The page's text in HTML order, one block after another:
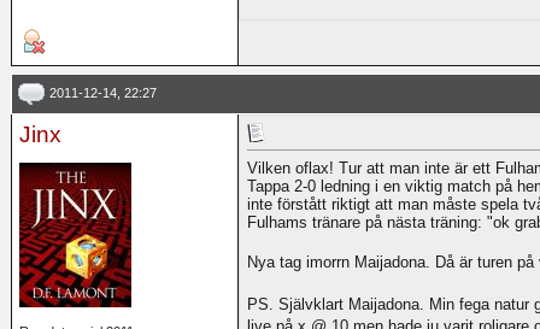
2011-12-14, 22:27
Jinx
Vilken oflax! Tur att man inte är ett
Tappa 2-0 ledning i en viktig match på
inte förstått riktigt att man måste spela
Fulhams tränare på nästa träning: "ok
Nya tag imorrn Maijadona. Då är turen
PS. Självklart Maijadona. Min fega natur